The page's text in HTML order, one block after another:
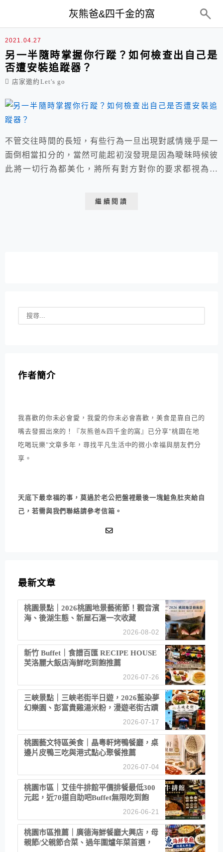
灰熊爸&四千金的窩
追蹤器
2021.04.27
另一半隨時掌握你行蹤？如何檢查出自己是
否遭安裝追蹤器？
店家邀約Let's go
不管交往時間的長短，有些行為一旦出現對感情幾乎是一
面倒相當扣分的，當然可能起初沒發現是因為曖昧時候彼
此將一切行為都美化，將所有對方對你的要求都視為關
人不敢恭維，說這麼多到底是怎樣的行為在感情是如此不
繼續閱讀
作者簡介
我喜歡的你未必會愛，我愛的你未必會喜歡，美食是靠自己的
嘴去發掘出來的！『灰熊爸&四千金的窩』已分享"桃園在地
吃喝玩樂"文章多年，尋找平凡生活中的微小幸福與朋友們分
享。
天底下最幸福的事，莫過於老公把盤裡最後一塊鮭魚肚夾給自
己，若需與我們聯絡請參考信箱。
最新文章
桃園景點｜2026桃園地景藝術節！觀音濱
海、後湖生態、新屋石滬一次收藏
2026-08-02
新竹 Buffet｜食譜百匯 RECIPE HOUSE
芙洛麗大飯店海鮮吃到飽推薦
2026-07-26
三峽景點｜三峽老街半日遊，2026藍染夢
幻樂園、彭富貴雞湯米粉，漫遊老街古蹟
2026-07-17
桃園藝文特區美食｜晶粵軒烤鴨餐廳，桌
邊片皮鴨三吃與港式點心聚餐推薦
2026-07-04
桃園市區｜艾佳牛排館平價排餐最低300
元起，近70道自助吧Buffet無限吃到飽
2026-06-21
桃園市區推薦｜廣德海鮮餐廳大興店，母
親節/父親節合菜、過年圍爐年菜首選，